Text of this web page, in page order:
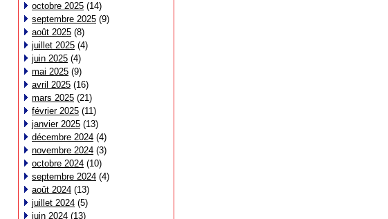
octobre 2025 (14)
septembre 2025 (9)
août 2025 (8)
juillet 2025 (4)
juin 2025 (4)
mai 2025 (9)
avril 2025 (16)
mars 2025 (21)
février 2025 (11)
janvier 2025 (13)
décembre 2024 (4)
novembre 2024 (3)
octobre 2024 (10)
septembre 2024 (4)
août 2024 (13)
juillet 2024 (5)
juin 2024 (13)